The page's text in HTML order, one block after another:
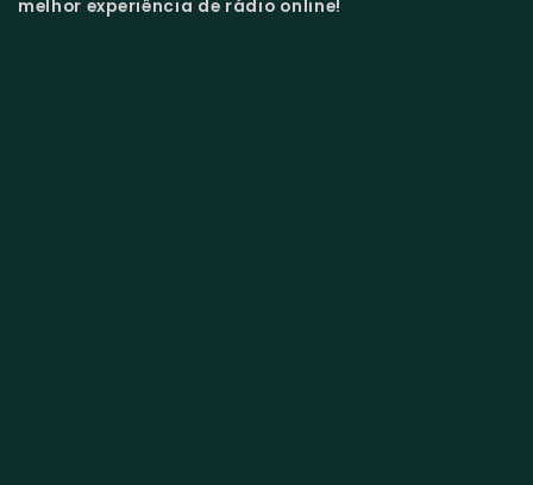
melhor experiência de rádio online!